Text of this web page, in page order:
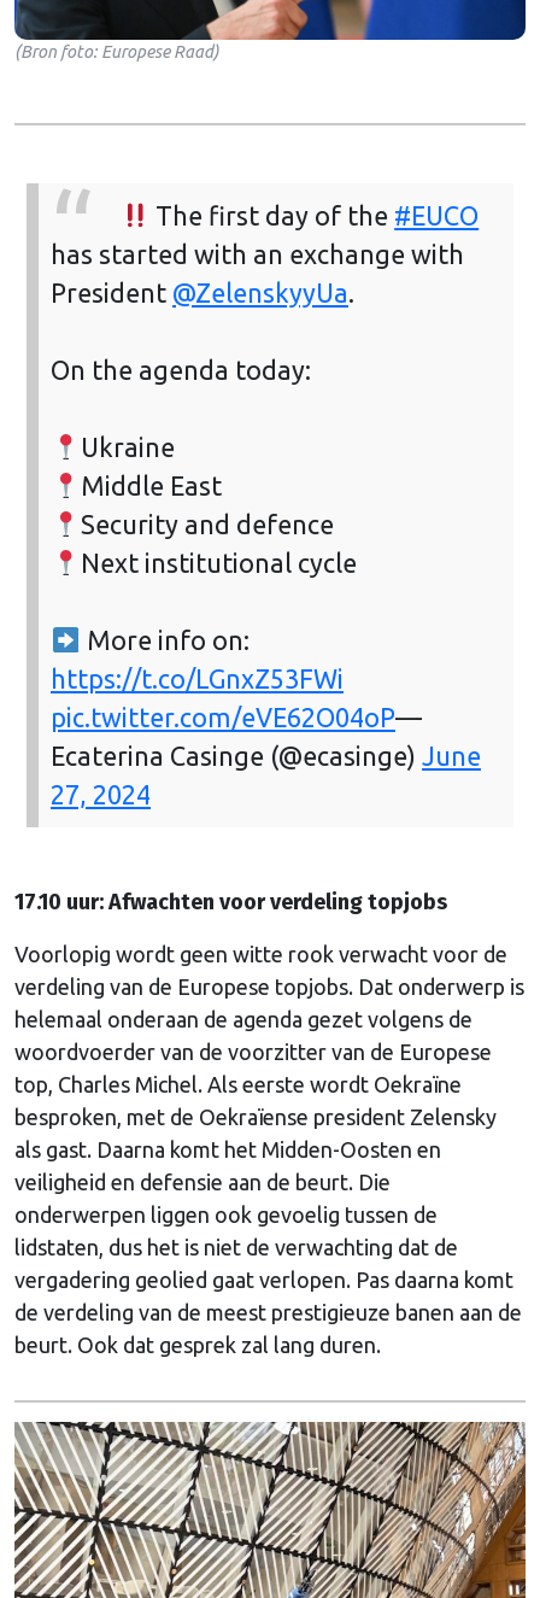
(Bron foto: Europese Raad)
The first day of the #EUCO
has started with an exchange with
President @ZelenskyyUa.
On the agenda today:
Ukraine
Middle East
Security and defence
Next institutional cycle
More info on:
https://t.co/LGnxZ53FWi
pic.twitter.com/eVE62O04oP—
Ecaterina Casinge (@ecasinge) June
27, 2024
17.10 uur: Afwachten voor verdeling topjobs
Voorlopig wordt geen witte rook verwacht voor de
verdeling van de Europese topjobs. Dat onderwerp is
helemaal onderaan de agenda gezet volgens de
woordvoerder van de voorzitter van de Europese
top, Charles Michel. Als eerste wordt Oekraïne
besproken, met de Oekraïense president Zelensky
als gast. Daarna komt het Midden-Oosten en
veiligheid en defensie aan de beurt. Die
onderwerpen liggen ook gevoelig tussen de
lidstaten, dus het is niet de verwachting dat de
vergadering geolied gaat verlopen. Pas daarna komt
de verdeling van de meest prestigieuze banen aan de
beurt. Ook dat gesprek zal lang duren.